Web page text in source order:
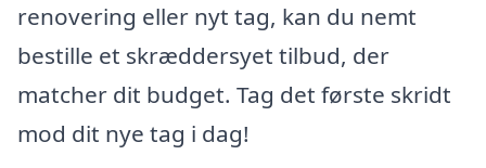
renovering eller nyt tag, kan du nemt
bestille et skræddersyet tilbud, der
matcher dit budget. Tag det første skridt
mod dit nye tag i dag!